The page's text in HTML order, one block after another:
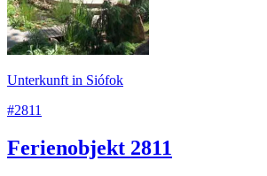
Unterkunft in Siófok
#2811
Ferienobjekt 2811